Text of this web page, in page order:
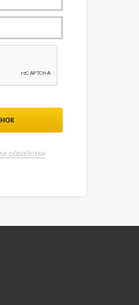
обработки